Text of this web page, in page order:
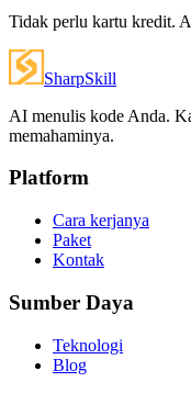
Tidak perlu kartu kredit.
SharpSkill
AI menulis kode Anda.
memahaminya.
Platform
Cara kerjanya
Paket
Kontak
Sumber Daya
Teknologi
Blog